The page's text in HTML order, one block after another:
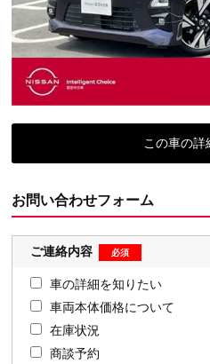
この車の詳
お問い合わせフォーム
ご連絡内容
車の詳細を知りたい
車両本体価格について
在庫状況
商談予約